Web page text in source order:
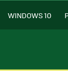
WINDOWS 10